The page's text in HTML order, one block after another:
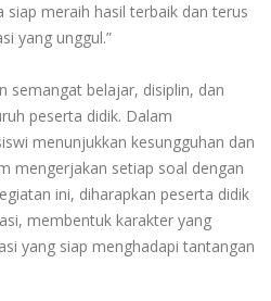
meraih hasil terbaik dan terus
yang unggul.”
semangat belajar, disiplin, dan
peserta didik. Dalam
menunjukkan kesungguhan dan
mengerjakan setiap soal dengan
ini, diharapkan peserta didik
membentuk karakter yang
yang siap menghadapi tantangan